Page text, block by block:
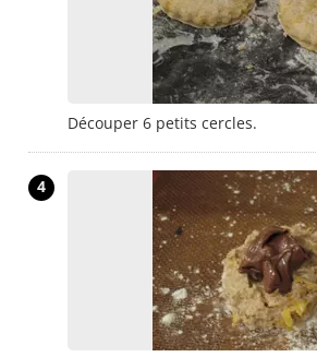
Découper 6 petits cercles.
4